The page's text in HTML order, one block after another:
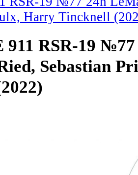
Harry Tincknell
911 RSR-19
Sebastian